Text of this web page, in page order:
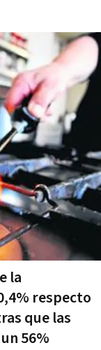
la
respecto
que las
56%